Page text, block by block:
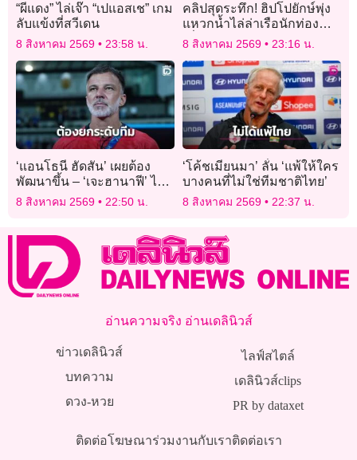
“ผีแดง” ไล่เจ๊า “เปแอสเช” เกม
ลับแข้งที่สวีเดน
8 สิงหาคม 2569 23:58 น.
คลิปสุดระทึก! ฮิปโปยักษ์พุ่ง
แหวกน้ำไล่ล่าเรือนักท่อง
เที่ยวในบอตสวานา
8 สิงหาคม 2569 23:16 น.
‘แอนโธนี ฮัดสัน’ เผยต้อง
พัฒนาขึ้น – ‘เจะฮานาฟี’ ไม่
เครียดยิงจุดโทษ
8 สิงหาคม 2569 22:50 น.
‘โค้ชเมียนมา’ ลั่น ‘แพ้ให้ใคร
บางคนที่ไม่ใช่ทีมชาติไทย’
8 สิงหาคม 2569 22:37 น.
อ่านความจริง อ่านเดลินิวส์
ข่าวเดลินิวส์
บทความ
ดวง-หวย
ไลฟ์สไตล์
เดลินิวส์clips
PR by dataxet
ติดต่อโฆษณาร่วมงานกับเราติดต่อเรา